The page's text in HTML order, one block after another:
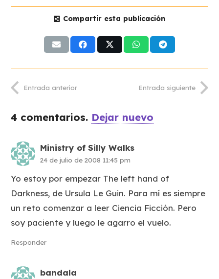
Compartir esta publicación
Entrada anterior Entrada siguiente
4 comentarios. Dejar nuevo
Ministry of Silly Walks
24 de julio de 2008 11:45 pm
Yo estoy por empezar The left hand of
Darkness, de Ursula Le Guin. Para mí es siempre
un reto comenzar a leer Ciencia Ficción. Pero
soy paciente y luego le agarro el vuelo.
Responder
bandala